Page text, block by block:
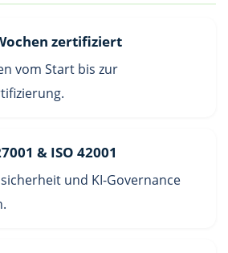
zertifiziert
vom Start bis zur
& ISO 42001
und KI-Governance